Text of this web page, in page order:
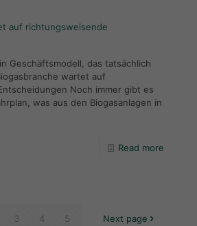
auf richtungsweisende
Geschäftsmodell, das tatsächlich
wartet auf
Noch immer gibt es
was aus den Biogasanlagen in
Read more
3 4 5 Next page